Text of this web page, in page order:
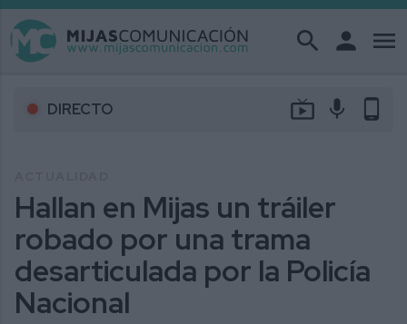
search person menu
DIRECTO live_tv mic phone_android
Hallan en Mijas un tráiler
robado por una trama
desarticulada por la Policía
Nacional